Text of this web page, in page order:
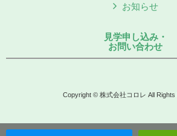
お知らせ
見学申し込み・
お問い合わせ
Copyright © 株式会社コロレ All Rights